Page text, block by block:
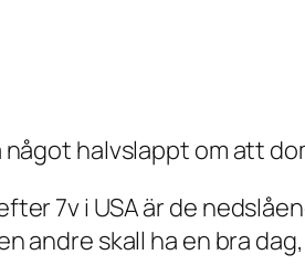
halvslappt om att
7v i USA är de
andre skall ha en bra